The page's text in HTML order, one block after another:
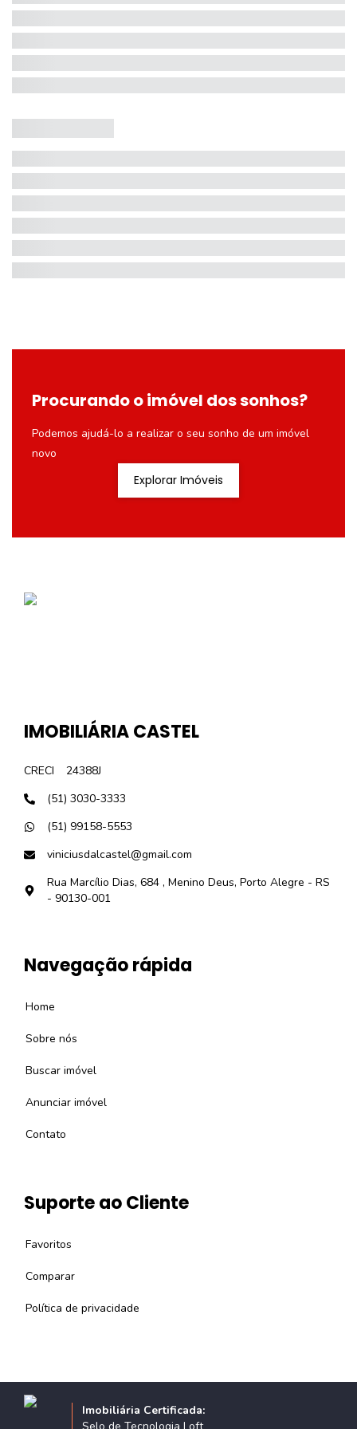
Procurando o imóvel dos sonhos?
Podemos ajudá-lo a realizar o seu sonho de um imóvel
novo
Explorar Imóveis
IMOBILIÁRIA CASTEL
CRECI
24388J
(51) 3030-3333
(51) 99158-5553
viniciusdalcastel@gmail.com
Rua Marcílio Dias, 684 , Menino Deus, Porto Alegre - RS
- 90130-001
Navegação rápida
Home
Sobre nós
Buscar imóvel
Anunciar imóvel
Contato
Suporte ao Cliente
Favoritos
Comparar
Política de privacidade
Imobiliária Certificada: